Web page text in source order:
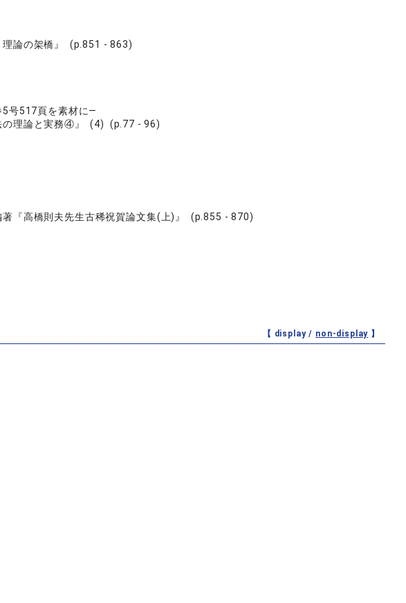
理論の架橋』 (p.851 - 863)
号517頁を素材に―
の理論と実務④』 (4) (p.77 - 96)
『高橋則夫先生古稀祝賀論文集(上)』 (p.855 - 870)
【 display / non-display 】